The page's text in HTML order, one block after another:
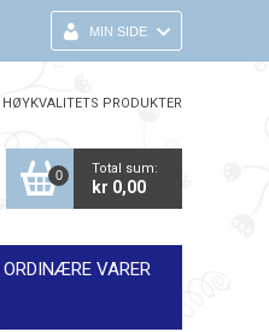
MIN SIDE
HØYKVALITETS PRODUKTER
0 Total sum:
kr 0,00
ORDINÆRE VARER